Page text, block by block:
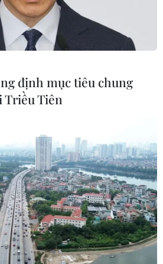
chính quyền
thuế quan
thệ nhậm
vừa, nhỏ,
vượt mốc
định mục tiêu chung
Triều Tiên